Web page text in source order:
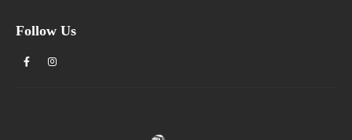
Follow Us